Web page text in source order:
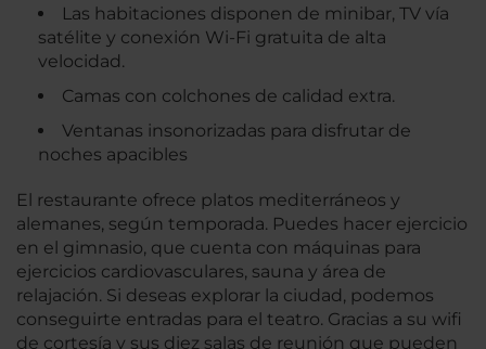
Las habitaciones disponen de minibar, TV vía
satélite y conexión Wi-Fi gratuita de alta
velocidad.
Camas con colchones de calidad extra.
Ventanas insonorizadas para disfrutar de
noches apacibles
El restaurante ofrece platos mediterráneos y
alemanes, según temporada. Puedes hacer ejercicio
en el gimnasio, que cuenta con máquinas para
ejercicios cardiovasculares, sauna y área de
relajación. Si deseas explorar la ciudad, podemos
conseguirte entradas para el teatro. Gracias a su wifi
de cortesía y sus diez salas de reunión que pueden